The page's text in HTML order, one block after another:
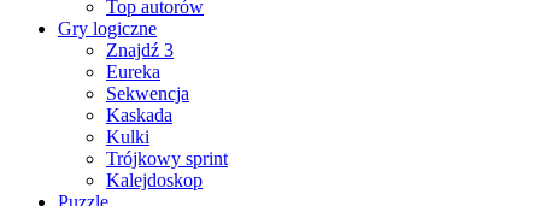
Top autorów
Gry logiczne
Znajdź 3
Eureka
Sekwencja
Kaskada
Kulki
Trójkowy sprint
Kalejdoskop
Puzzle